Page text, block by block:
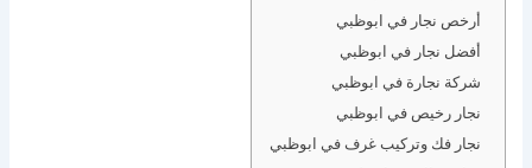
أرخص نجار في ابوظبي
أفضل نجار في ابوظبي
شركة نجارة في ابوظبي
نجار رخيص في ابوظبي
نجار فك وتركيب غرف في ابوظبي